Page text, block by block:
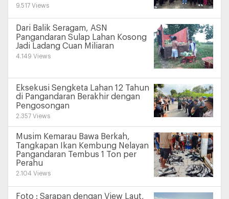
9.517 Views
Dari Balik Seragam, ASN
Pangandaran Sulap Lahan Kosong
Jadi Ladang Cuan Miliaran
4.149 Views
Eksekusi Sengketa Lahan 12 Tahun
di Pangandaran Berakhir dengan
Pengosongan
2.357 Views
Musim Kemarau Bawa Berkah,
Tangkapan Ikan Kembung Nelayan
Pangandaran Tembus 1 Ton per
Perahu
2.104 Views
Foto : Sarapan dengan View Laut,